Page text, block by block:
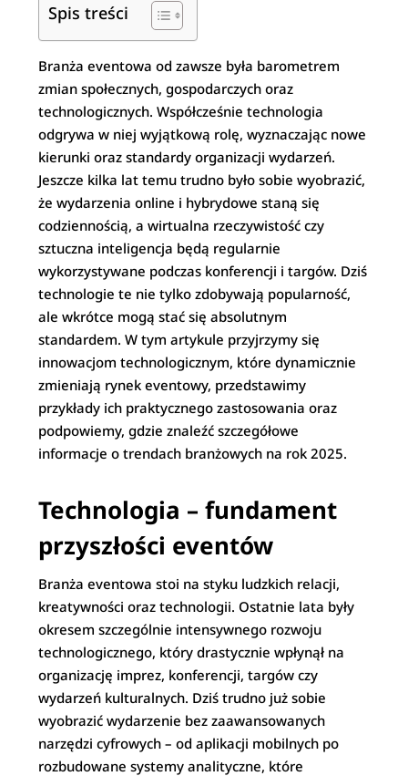
Spis treści
Branża eventowa od zawsze była barometrem
zmian społecznych, gospodarczych oraz
technologicznych. Współcześnie technologia
odgrywa w niej wyjątkową rolę, wyznaczając nowe
kierunki oraz standardy organizacji wydarzeń.
Jeszcze kilka lat temu trudno było sobie wyobrazić,
że wydarzenia online i hybrydowe staną się
codziennością, a wirtualna rzeczywistość czy
sztuczna inteligencja będą regularnie
wykorzystywane podczas konferencji i targów. Dziś
technologie te nie tylko zdobywają popularność,
ale wkrótce mogą stać się absolutnym
standardem. W tym artykule przyjrzymy się
innowacjom technologicznym, które dynamicznie
zmieniają rynek eventowy, przedstawimy
przykłady ich praktycznego zastosowania oraz
podpowiemy, gdzie znaleźć szczegółowe
informacje o trendach branżowych na rok 2025.
Technologia – fundament
przyszłości eventów
Branża eventowa stoi na styku ludzkich relacji,
kreatywności oraz technologii. Ostatnie lata były
okresem szczególnie intensywnego rozwoju
technologicznego, który drastycznie wpłynął na
organizację imprez, konferencji, targów czy
wydarzeń kulturalnych. Dziś trudno już sobie
wyobrazić wydarzenie bez zaawansowanych
narzędzi cyfrowych – od aplikacji mobilnych po
rozbudowane systemy analityczne, które